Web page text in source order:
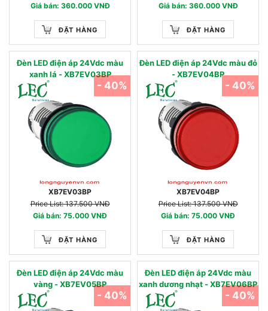
Giá bán: 360.000 VNĐ
ĐẶT HÀNG
Giá bán: 360.000 VNĐ
ĐẶT HÀNG
Đèn LED điện áp 24Vdc màu
xanh lá - XB7EV03BP
XB7EV03BP
Price List: 137.500 VNĐ
Giá bán: 75.000 VNĐ
ĐẶT HÀNG
- 40%
Đèn LED điện áp 24Vdc màu đỏ
- XB7EV04BP
XB7EV04BP
Price List: 137.500 VNĐ
Giá bán: 75.000 VNĐ
ĐẶT HÀNG
- 40%
Đèn LED điện áp 24Vdc màu
vàng - XB7EV05BP
- 40%
Đèn LED điện áp 24Vdc màu
xanh dương nhạt - XB7EV06BP
- 40%